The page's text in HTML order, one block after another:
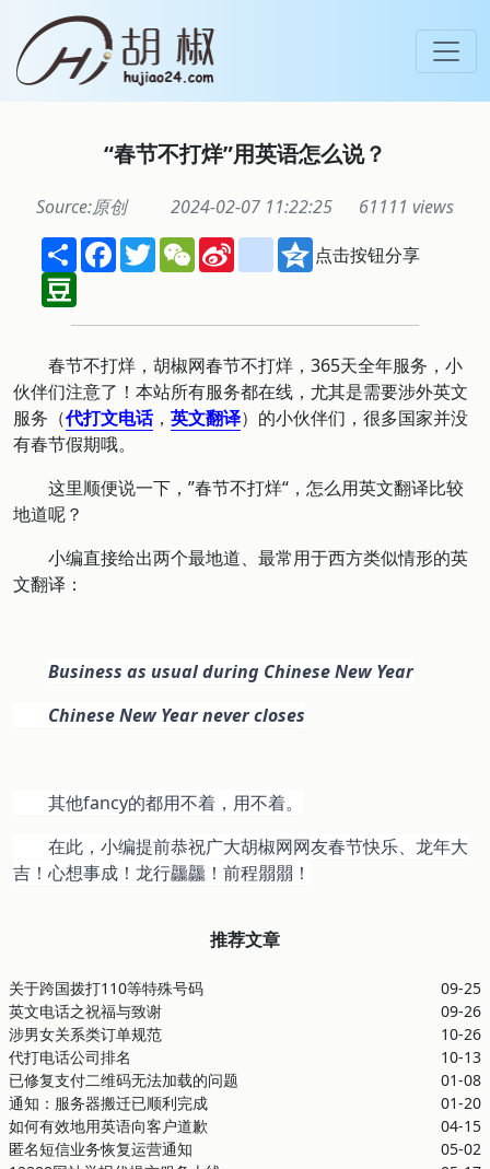
“春节不打烊”用英语怎么说？
Source:原创 2024-02-07 11:22:25 61111 views
点击按钮分享
ShareFacebook
TwitterWeChatSina
Weibo
renrenQzone
春节不打烊，胡椒网春节不打烊，365天全年服务，小
伙伴们注意了！本站所有服务都在线，尤其是需要涉外英文
服务（代打文电话， 英文翻译）的小伙伴们，很多国家并没
有春节假期哦。
这里顺便说一下，”春节不打烊“，怎么用英文翻译比较
地道呢？
小编直接给出两个最地道、最常用于西方类似情形的英
文翻译：
Business as usual during Chinese New Year
Chinese New Year never closes
其他fancy的都用不着，用不着。
在此，小编提前恭祝广大胡椒网网友春节快乐、龙年大
吉！心想事成！龙行龘龘！前程朤朤！
推荐文章
关于跨国拨打110等特殊号码
09-25
英文电话之祝福与致谢
09-26
涉男女关系类订单规范
10-26
代打电话公司排名
10-13
已修复支付二维码无法加载的问题
01-08
通知：服务器搬迁已顺利完成
01-20
如何有效地用英语向客户道歉
04-15
匿名短信业务恢复运营通知
05-02